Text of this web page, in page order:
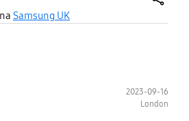
Mainly the issue is the front
stand/strap works
a bit thick to try and level out
I think it would've been better
that could be thinner.
Samsung UK
2023-09-16
London